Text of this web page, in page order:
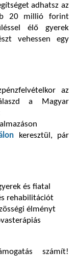
adhatsz az
20 millió forint
élő gyerek
vehessen egy
az
a Magyar
keresztül, pár
és fiatal
rehabilitációt
élményt
számít!